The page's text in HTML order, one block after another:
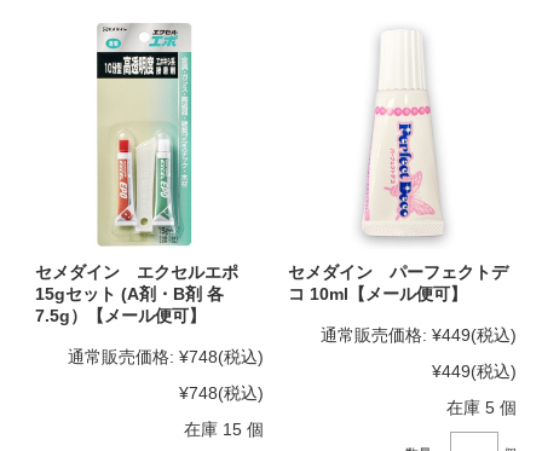
セメダイン エクセルエポ
15gセット (A剤・B剤 各
7.5g）【メール便可】
通常販売価格: ¥748(税込)
¥748(税込)
在庫 15 個
セメダイン パーフェクトデ
コ 10ml【メール便可】
通常販売価格: ¥449(税込)
¥449(税込)
在庫 5 個